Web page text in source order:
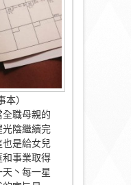
本）
職母親的
光陰繼續完
是給女兒
和事業取得
丶每一星